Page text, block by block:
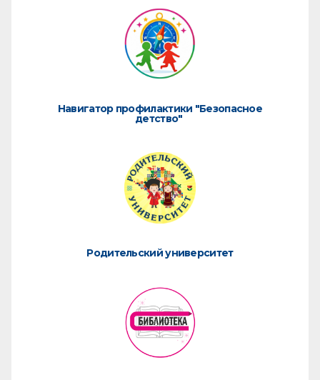
Навигатор профилактики "Безопасное
детство"
Родительский университет